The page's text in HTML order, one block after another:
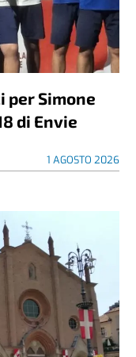
per Simone
di Envie
1 AGOSTO 2026